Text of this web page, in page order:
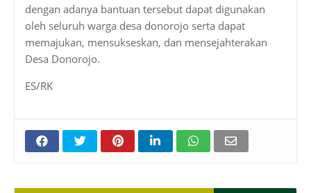
dengan adanya bantuan tersebut dapat digunakan
oleh seluruh warga desa donorojo serta dapat
memajukan, mensukseskan, dan mensejahterakan
Desa Donorojo.
ES/RK